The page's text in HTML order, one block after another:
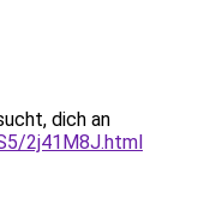
dich an
2j41M8J.html